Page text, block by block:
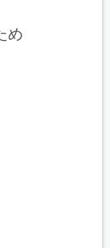
め